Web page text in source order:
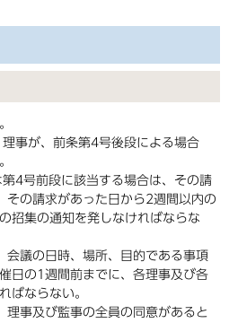
事が、前条第4号後段による場合
4号前段に該当する場合は、その請
その請求があった日から2週間以内の
招集の通知を発しなければならな
議の日時、場所、目的である事項
日の1週間前までに、各理事及び各
ばならない。
事及び監事の全員の同意があると